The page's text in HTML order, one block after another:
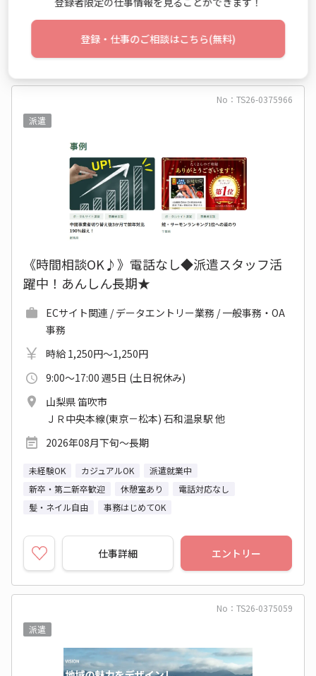
仕事詳細 エントリー
No：TS26-0375966
派遣
《時間相談OK♪》電話なし◆派遣スタッフ活
躍中！あんしん長期★
ECサイト関連 / データエントリー業務 / 一般事務・OA
事務
時給 1,250円～1,250円
9:00～17:00 週5日 (土日祝休み)
山梨県 笛吹市
ＪＲ中央本線(東京－松本) 石和温泉駅 他
2026年08月下旬～長期
未経験OK カジュアルOK
派遣就業中
新卒・第二新卒歓迎
休憩室あり
電話対応なし
髪・ネイル自由
事務はじめてOK
仕事詳細 エントリー
No：TS26-0375059
派遣
登録・仕事のご相談はこちら(無料)